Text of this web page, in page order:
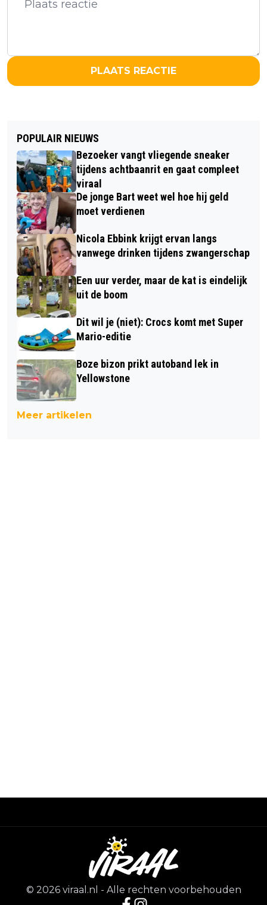
PLAATS REACTIE
POPULAIR NIEUWS
Bezoeker vangt vliegende sneaker
tijdens achtbaanrit en gaat compleet
viraal
De jonge Bart weet wel hoe hij geld
moet verdienen
Nicola Ebbink krijgt ervan langs
vanwege drinken tijdens zwangerschap
Een uur verder, maar de kat is eindelijk
uit de boom
Dit wil je (niet): Crocs komt met Super
Mario-editie
Boze bizon prikt autoband lek in
Yellowstone
Meer artikelen
© 2026 viraal.nl - Alle rechten voorbehouden